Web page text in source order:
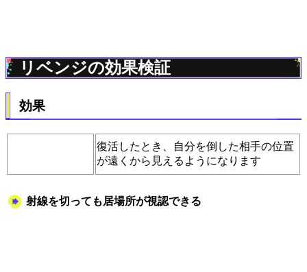
リベンジの効果検証
効果
復活したとき、自分を倒した相手の位置
が遠くから見えるようになります
射線を切っても居場所が視認できる